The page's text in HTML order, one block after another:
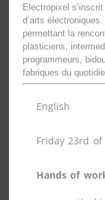
Electropixel
d’arts
permettant la
plasticiens,
programmeurs,
fabriques du
English
Friday 23rd of
Hands of